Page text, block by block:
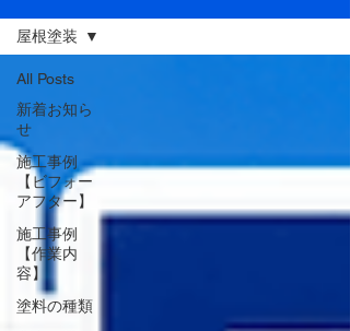
All Posts
新着お知ら
せ
施工事例
【ビフォー
アフター】
施工事例
【作業内
容】
塗料の種類
屋根塗装